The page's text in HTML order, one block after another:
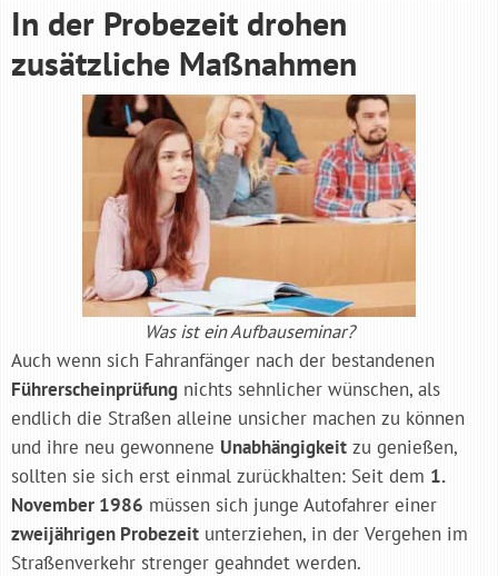
In der Probezeit drohen
zusätzliche Maßnahmen
Was ist ein Aufbauseminar?
Auch wenn sich Fahranfänger nach der bestandenen
Führerscheinprüfung nichts sehnlicher wünschen, als
endlich die Straßen alleine unsicher machen zu können
und ihre neu gewonnene Unabhängigkeit zu genießen,
sollten sie sich erst einmal zurückhalten: Seit dem 1.
November 1986 müssen sich junge Autofahrer einer
zweijährigen Probezeit unterziehen, in der Vergehen im
Straßenverkehr strenger geahndet werden.